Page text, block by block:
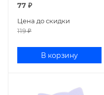
77 ₽
Цена до скидки
119₽
В корзину